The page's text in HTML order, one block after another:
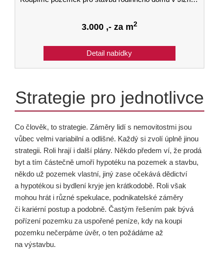
3.000 ,- za m2
Strategie pro jednotlivce
Co člověk, to strategie. Záměry lidí s nemovitostmi jsou
vůbec velmi variabilní a odlišné. Každý si zvolí úplně jinou
strategii. Roli hrají i další plány. Někdo předem ví, že prodá
byt a tím částečně umoří hypotéku na pozemek a stavbu,
někdo už pozemek vlastní, jiný zase očekává dědictví
a hypotékou si bydlení kryje jen krátkodobě. Roli však
mohou hrát i různé spekulace, podnikatelské záměry
či kariérní postup a podobně. Častým řešením pak bývá
pořízení pozemku za uspořené peníze, kdy na koupi
pozemku nečerpáme úvěr, o ten požádáme až
na výstavbu.